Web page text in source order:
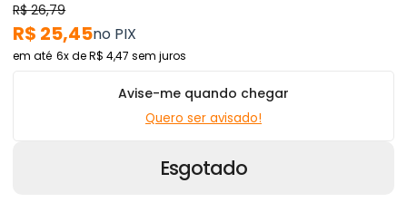
R$ 25,45
R$ 26,79
6xdeR$ 4,47 sem juros
Esgotado
Avise-me quando chegar
Quero ser avisado!